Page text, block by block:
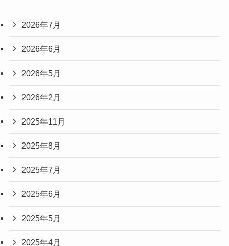
2026年7月
2026年6月
2026年5月
2026年2月
2025年11月
2025年8月
2025年7月
2025年6月
2025年5月
2025年4月